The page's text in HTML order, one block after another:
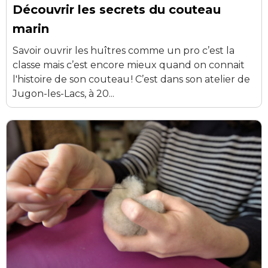
Découvrir les secrets du couteau
marin
Savoir ouvrir les huîtres comme un pro c’est la
classe mais c’est encore mieux quand on connait
l'histoire de son couteau ! C’est dans son atelier de
Jugon-les-Lacs, à 20...